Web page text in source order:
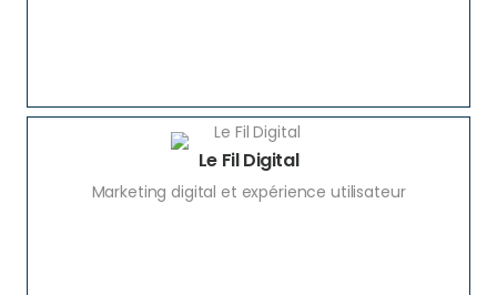
Le Fil Digital
Marketing digital et expérience utilisateur